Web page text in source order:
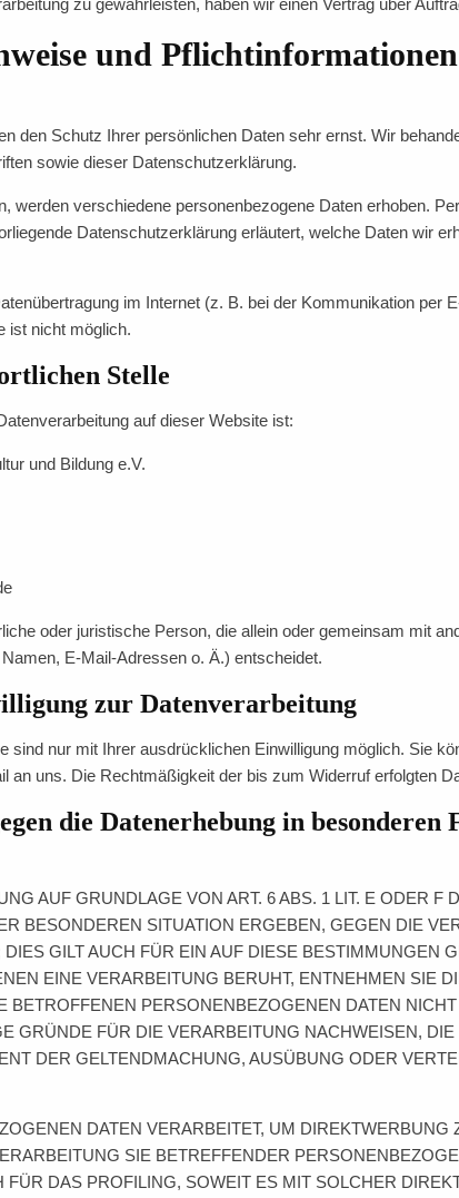
zu gewährleisten, haben wir einen Vertrag über
und Pflichtinformationen
den Schutz Ihrer persönlichen Daten sehr ernst. Wir
sowie dieser Datenschutzerklärung.
werden verschiedene personenbezogene Daten erhoben.
Datenschutzerklärung erläutert, welche Daten wir
im Internet (z. B. bei der Kommunikation
ist nicht möglich.
Stelle
auf dieser Website ist:
und Bildung e.V.
oder juristische Person, die allein oder gemeinsam mit
E-Mail-Adressen o. Ä.) entscheidet.
zur Datenverarbeitung
sind nur mit Ihrer ausdrücklichen Einwilligung möglich. Sie
an uns. Die Rechtmäßigkeit der bis zum Widerruf erfolgten
die Datenerhebung in
AUF GRUNDLAGE VON ART. 6 ABS. 1 LIT. E ODER
BESONDEREN SITUATION ERGEBEN, GEGEN DIE
GILT AUCH FÜR EIN AUF DIESE BESTIMMUNGEN
EINE VERARBEITUNG BERUHT, ENTNEHMEN SIE
BETROFFENEN PERSONENBEZOGENEN DATEN
GRÜNDE FÜR DIE VERARBEITUNG NACHWEISEN,
DER GELTENDMACHUNG, AUSÜBUNG ODER
DATEN VERARBEITET, UM
SIE BETREFFENDER
FÜR DAS PROFILING, SOWEIT ES MIT SOLCHER